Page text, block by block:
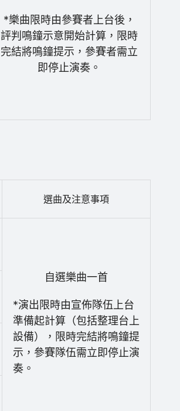
*樂曲限時由參賽者上台後，
評判鳴鐘示意開始計算，限時
完結將鳴鐘提示，參賽者需立
即停止演奏。
選曲及注意事項
自選樂曲一首
*演出限時由宣佈隊伍上台
準備起計算（包括整理台上
設備），限時完結將鳴鐘提
示，參賽隊伍需立即停止演
奏。